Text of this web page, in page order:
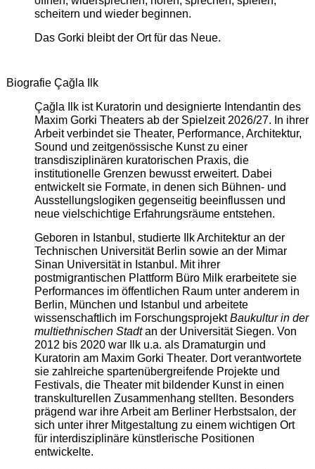
scheitern und wieder beginnen.
Das Gorki bleibt der Ort für das Neue.
Biografie Çağla Ilk
Çağla Ilk ist Kuratorin und designierte Intendantin des
Maxim Gorki Theaters ab der Spielzeit 2026/27. In ihrer
Arbeit verbindet sie Theater, Performance, Architektur,
Sound und zeitgenössische Kunst zu einer
transdisziplinären kuratorischen Praxis, die
institutionelle Grenzen bewusst erweitert. Dabei
entwickelt sie Formate, in denen sich Bühnen- und
Ausstellungslogiken gegenseitig beeinflussen und
neue vielschichtige Erfahrungsräume entstehen.
Geboren in Istanbul, studierte Ilk Architektur an der
Technischen Universität Berlin sowie an der Mimar
Sinan Universität in Istanbul. Mit ihrer
postmigrantischen Plattform Büro Milk erarbeitete sie
Performances im öffentlichen Raum unter anderem in
Berlin, München und Istanbul und arbeitete
wissenschaftlich im ForschungsprojektBaukultur in der
multiethnischen Stadtan der Universität Siegen. Von
2012 bis 2020 war Ilk u.a. als Dramaturgin und
Kuratorin am Maxim Gorki Theater. Dort verantwortete
sie zahlreiche spartenübergreifende Projekte und
Festivals, die Theater mit bildender Kunst in einen
transkulturellen Zusammenhang stellten. Besonders
prägend war ihre Arbeit am Berliner Herbstsalon, der
sich unter ihrer Mitgestaltung zu einem wichtigen Ort
für interdisziplinäre künstlerische Positionen
entwickelte.